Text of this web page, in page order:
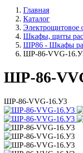
Главная
Каталог
Электрощитовое
Шкафы, щиты
ШР86 - Шкафы
ШР-86-VVG-
ШР-86-
ШР-86-VVG-16.У3